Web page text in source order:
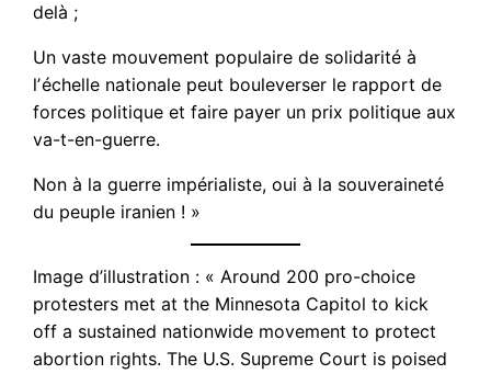
delà ;
Un vaste mouvement populaire de solidarité à
lʼéchelle nationale peut bouleverser le rapport de
forces politique et faire payer un prix politique aux
va-t-en-guerre.
Non à la guerre impérialiste, oui à la souveraineté
du peuple iranien ! »
Image d’illustration : « Around 200 pro-choice
protesters met at the Minnesota Capitol to kick
off a sustained nationwide movement to protect
abortion rights. The U.S. Supreme Court is poised